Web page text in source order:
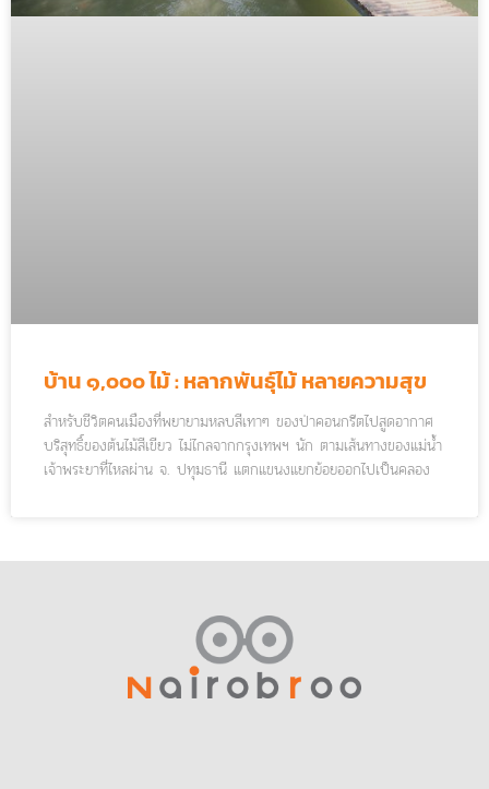
บ้าน ๑,๐๐๐ ไม้ : หลากพันธุ์ไม้ หลายความสุข
สำหรับชีวิตคนเมืองที่พยายามหลบสีเทาๆ ของป่าคอนกรีตไปสูดอากาศ
บริสุทธิ์ของต้นไม้สีเขียว ไม่ไกลจากกรุงเทพฯ นัก ตามเส้นทางของแม่น้ำ
เจ้าพระยาที่ไหลผ่าน จ. ปทุมธานี แตกแขนงแยกย้อยออกไปเป็นคลอง